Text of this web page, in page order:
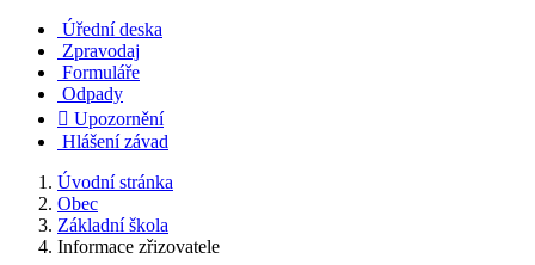
Úřední deska
Zpravodaj
Formuláře
Odpady
 Upozornění
Hlášení závad
Úvodní stránka
Obec
Základní škola
Informace zřizovatele